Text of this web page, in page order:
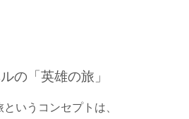
の「英雄の旅」
いうコンセプトは、